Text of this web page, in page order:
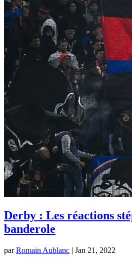
Derby : Les réactions
banderole
parRomain Aublanc | Jan 21, 2022